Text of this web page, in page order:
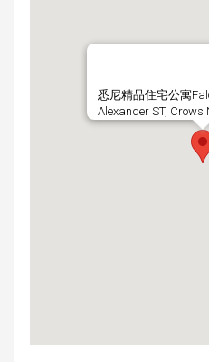
悉尼精品住宅公寓
Alexander ST, Crows